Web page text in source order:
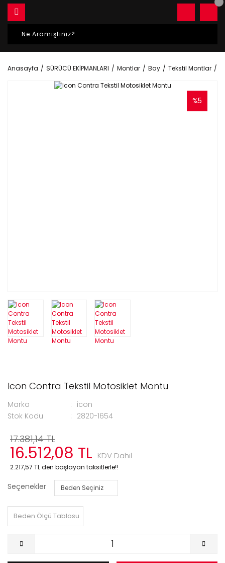
Anasayfa SÜRÜCÜ EKİPMANLARI Montlar Bay Tekstil Montlar
%5
Icon Contra Tekstil Motosiklet Montu
Marka
icon
Stok Kodu
2820-1654
17.381,14 TL
16.512,08 TL KDV Dahil
2.217,57 TL den başlayan taksitlerle!!
Seçenekler
Beden Ölçü Tablosu